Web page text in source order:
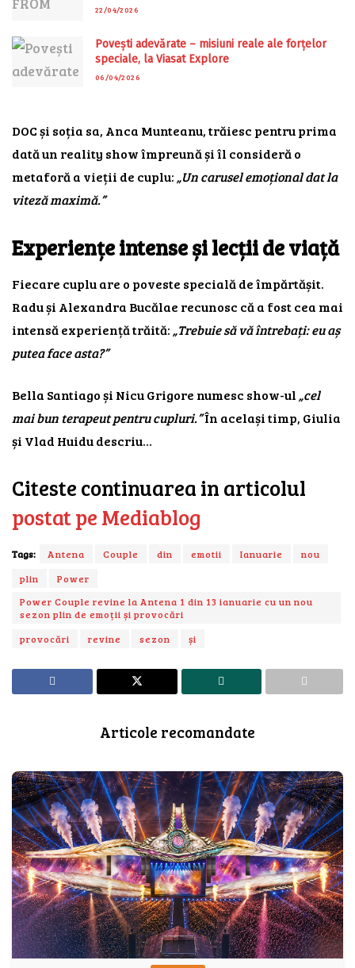
22/04/2026
Povești adevărate – misiuni reale ale forțelor
speciale, la Viasat Explore
06/04/2026
DOC și soția sa, Anca Munteanu, trăiesc pentru prima
dată un reality show împreună și îl consideră o
metaforă a vieții de cuplu: „Un carusel emoțional dat la
viteză maximă.”
Experiențe intense și lecții de viață
Fiecare cuplu are o poveste specială de împărtășit.
Radu și Alexandra Bucălae recunosc că a fost cea mai
intensă experiență trăită: „Trebuie să vă întrebați: eu aș
putea face asta?”
Bella Santiago și Nicu Grigore numesc show-ul „cel
mai bun terapeut pentru cupluri.”În același timp, Giulia
și Vlad Huidu descriu…
Citeste continuarea in articolul
postat pe Mediablog
Tags: Antena Couple din emotii Ianuarie
nou
plin
Power
Power Couple revine la Antena 1 din 13 ianuarie cu un nou
sezon plin de emoții și provocări
provocări
revine sezon și
Articole recomandate